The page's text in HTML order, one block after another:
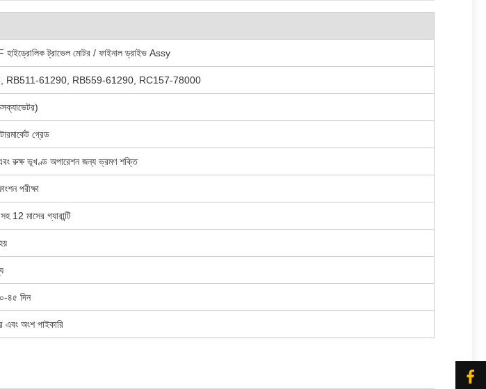
ট্রাভেল মোটর / ফাইনাল ড্রাইভ Assy
RB511-61290, RB559-61290, RC157-78000
গ্রেড
রুক্ষ ভূখণ্ড অপারেশন জন্য ভ্রমণ শক্তি
পরীক্ষা
12 মাসের গ্যারান্টি
৪৫ দিন
এবং অংশ পাইকারি